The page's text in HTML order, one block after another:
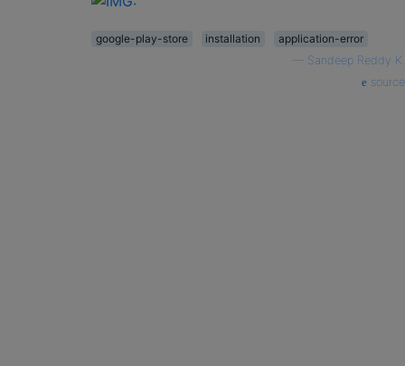
google-play-store installation
application-error
Sandeep Reddy K.
source